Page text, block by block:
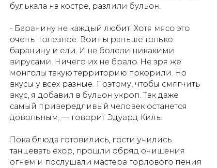
булькала на костре, разлили бульон.
- Баранину не каждый любит. Хотя мясо это
очень полезное. Воины раньше только
баранину и ели. И не болели никакими
вирусами. Ничего их не брало. Не зря же
монголы такую территорию покорили. Но
вкусы у всех разные. Поэтому, чтобы смягчить
вкус, я добавил в бульон укроп. Так даже
самый привередливый человек останется
довольным, — говорит Эдуард Киль.
Пока блюда готовились, гости учились
танцевать ехор, прошли обряд очищения
огнем и послушали мастера горлового пения